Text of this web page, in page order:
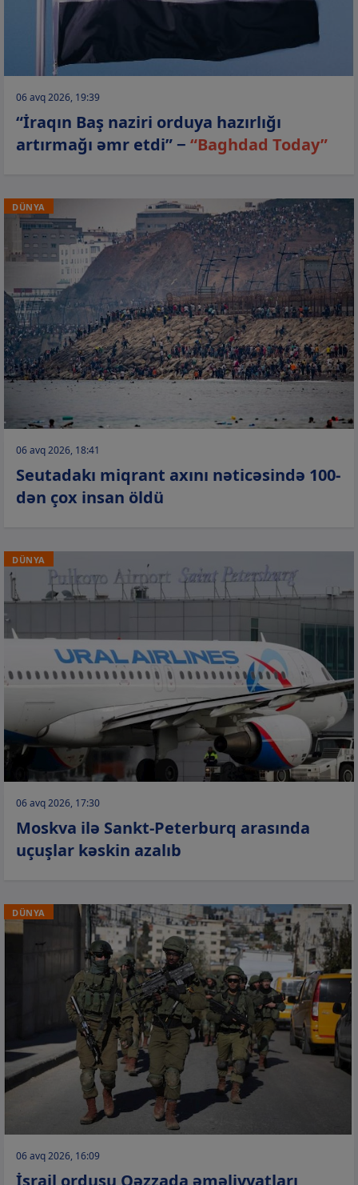
06 avq 2026, 19:39
“İraqın Baş naziri orduya hazırlığı
artırmağı əmr etdi” − “Baghdad Today”
DÜNYA
06 avq 2026, 18:41
Seutadakı miqrant axını nəticəsində 100-
dən çox insan öldü
DÜNYA
06 avq 2026, 17:30
Moskva ilə Sankt-Peterburq arasında
uçuşlar kəskin azalıb
DÜNYA
06 avq 2026, 16:09
İsrail ordusu Qəzzada əməliyyatları